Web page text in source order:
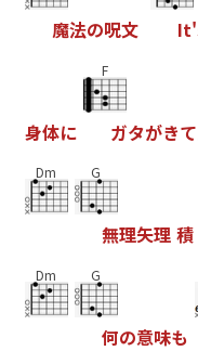
魔法の呪文 It'
身体に
F
ガタがきて
Dm G
無理矢理 積
Dm G
何の意味も